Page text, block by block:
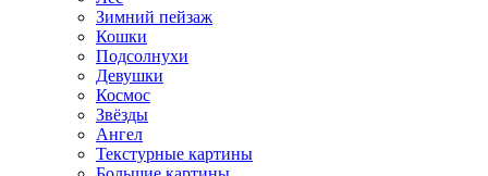
Зимний пейзаж
Кошки
Подсолнухи
Девушки
Космос
Звёзды
Ангел
Текстурные картины